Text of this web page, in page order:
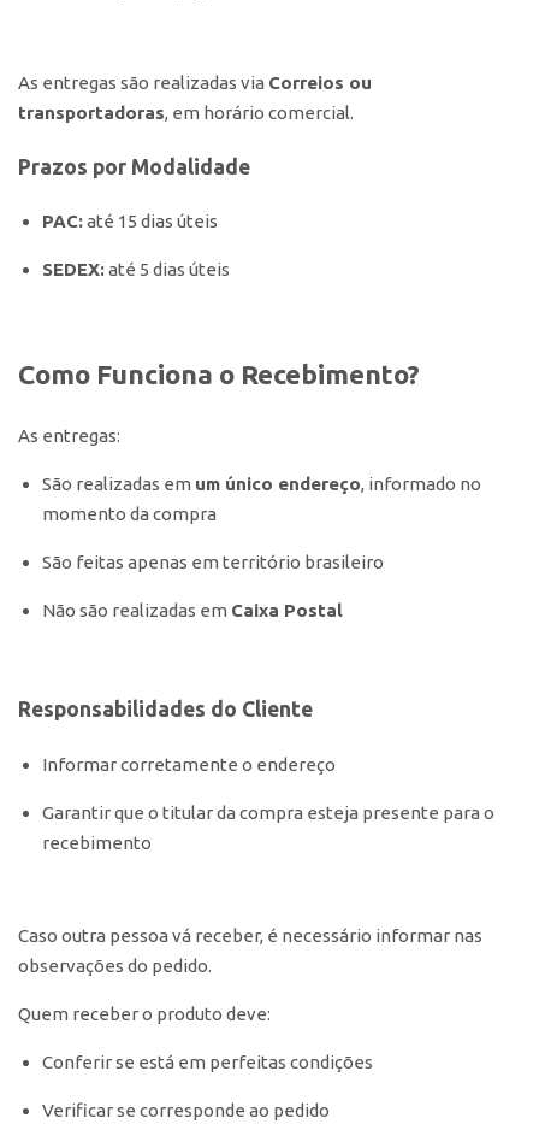
As entregas são realizadas via Correios ou
transportadoras, em horário comercial.
Prazos por Modalidade
PAC:até 15 dias úteis
SEDEX:até 5 dias úteis
Como Funciona o Recebimento?
As entregas:
São realizadas em um único endereço, informado no
momento da compra
São feitas apenas em território brasileiro
Não são realizadas em Caixa Postal
Responsabilidades do Cliente
Informar corretamente o endereço
Garantir que o titular da compra esteja presente para o
recebimento
Caso outra pessoa vá receber, é necessário informar nas
observações do pedido.
Quem receber o produto deve:
Conferir se está em perfeitas condições
Verificar se corresponde ao pedido